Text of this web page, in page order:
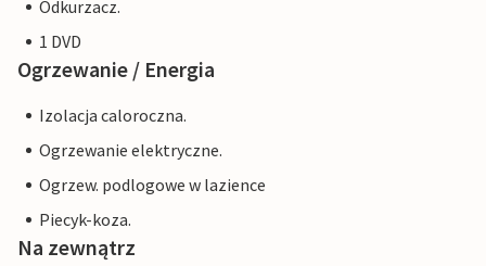
Odkurzacz.
1 DVD
Ogrzewanie / Energia
Izolacja caloroczna.
Ogrzewanie elektryczne.
Ogrzew. podlogowe w lazience
Piecyk-koza.
Na zewnątrz